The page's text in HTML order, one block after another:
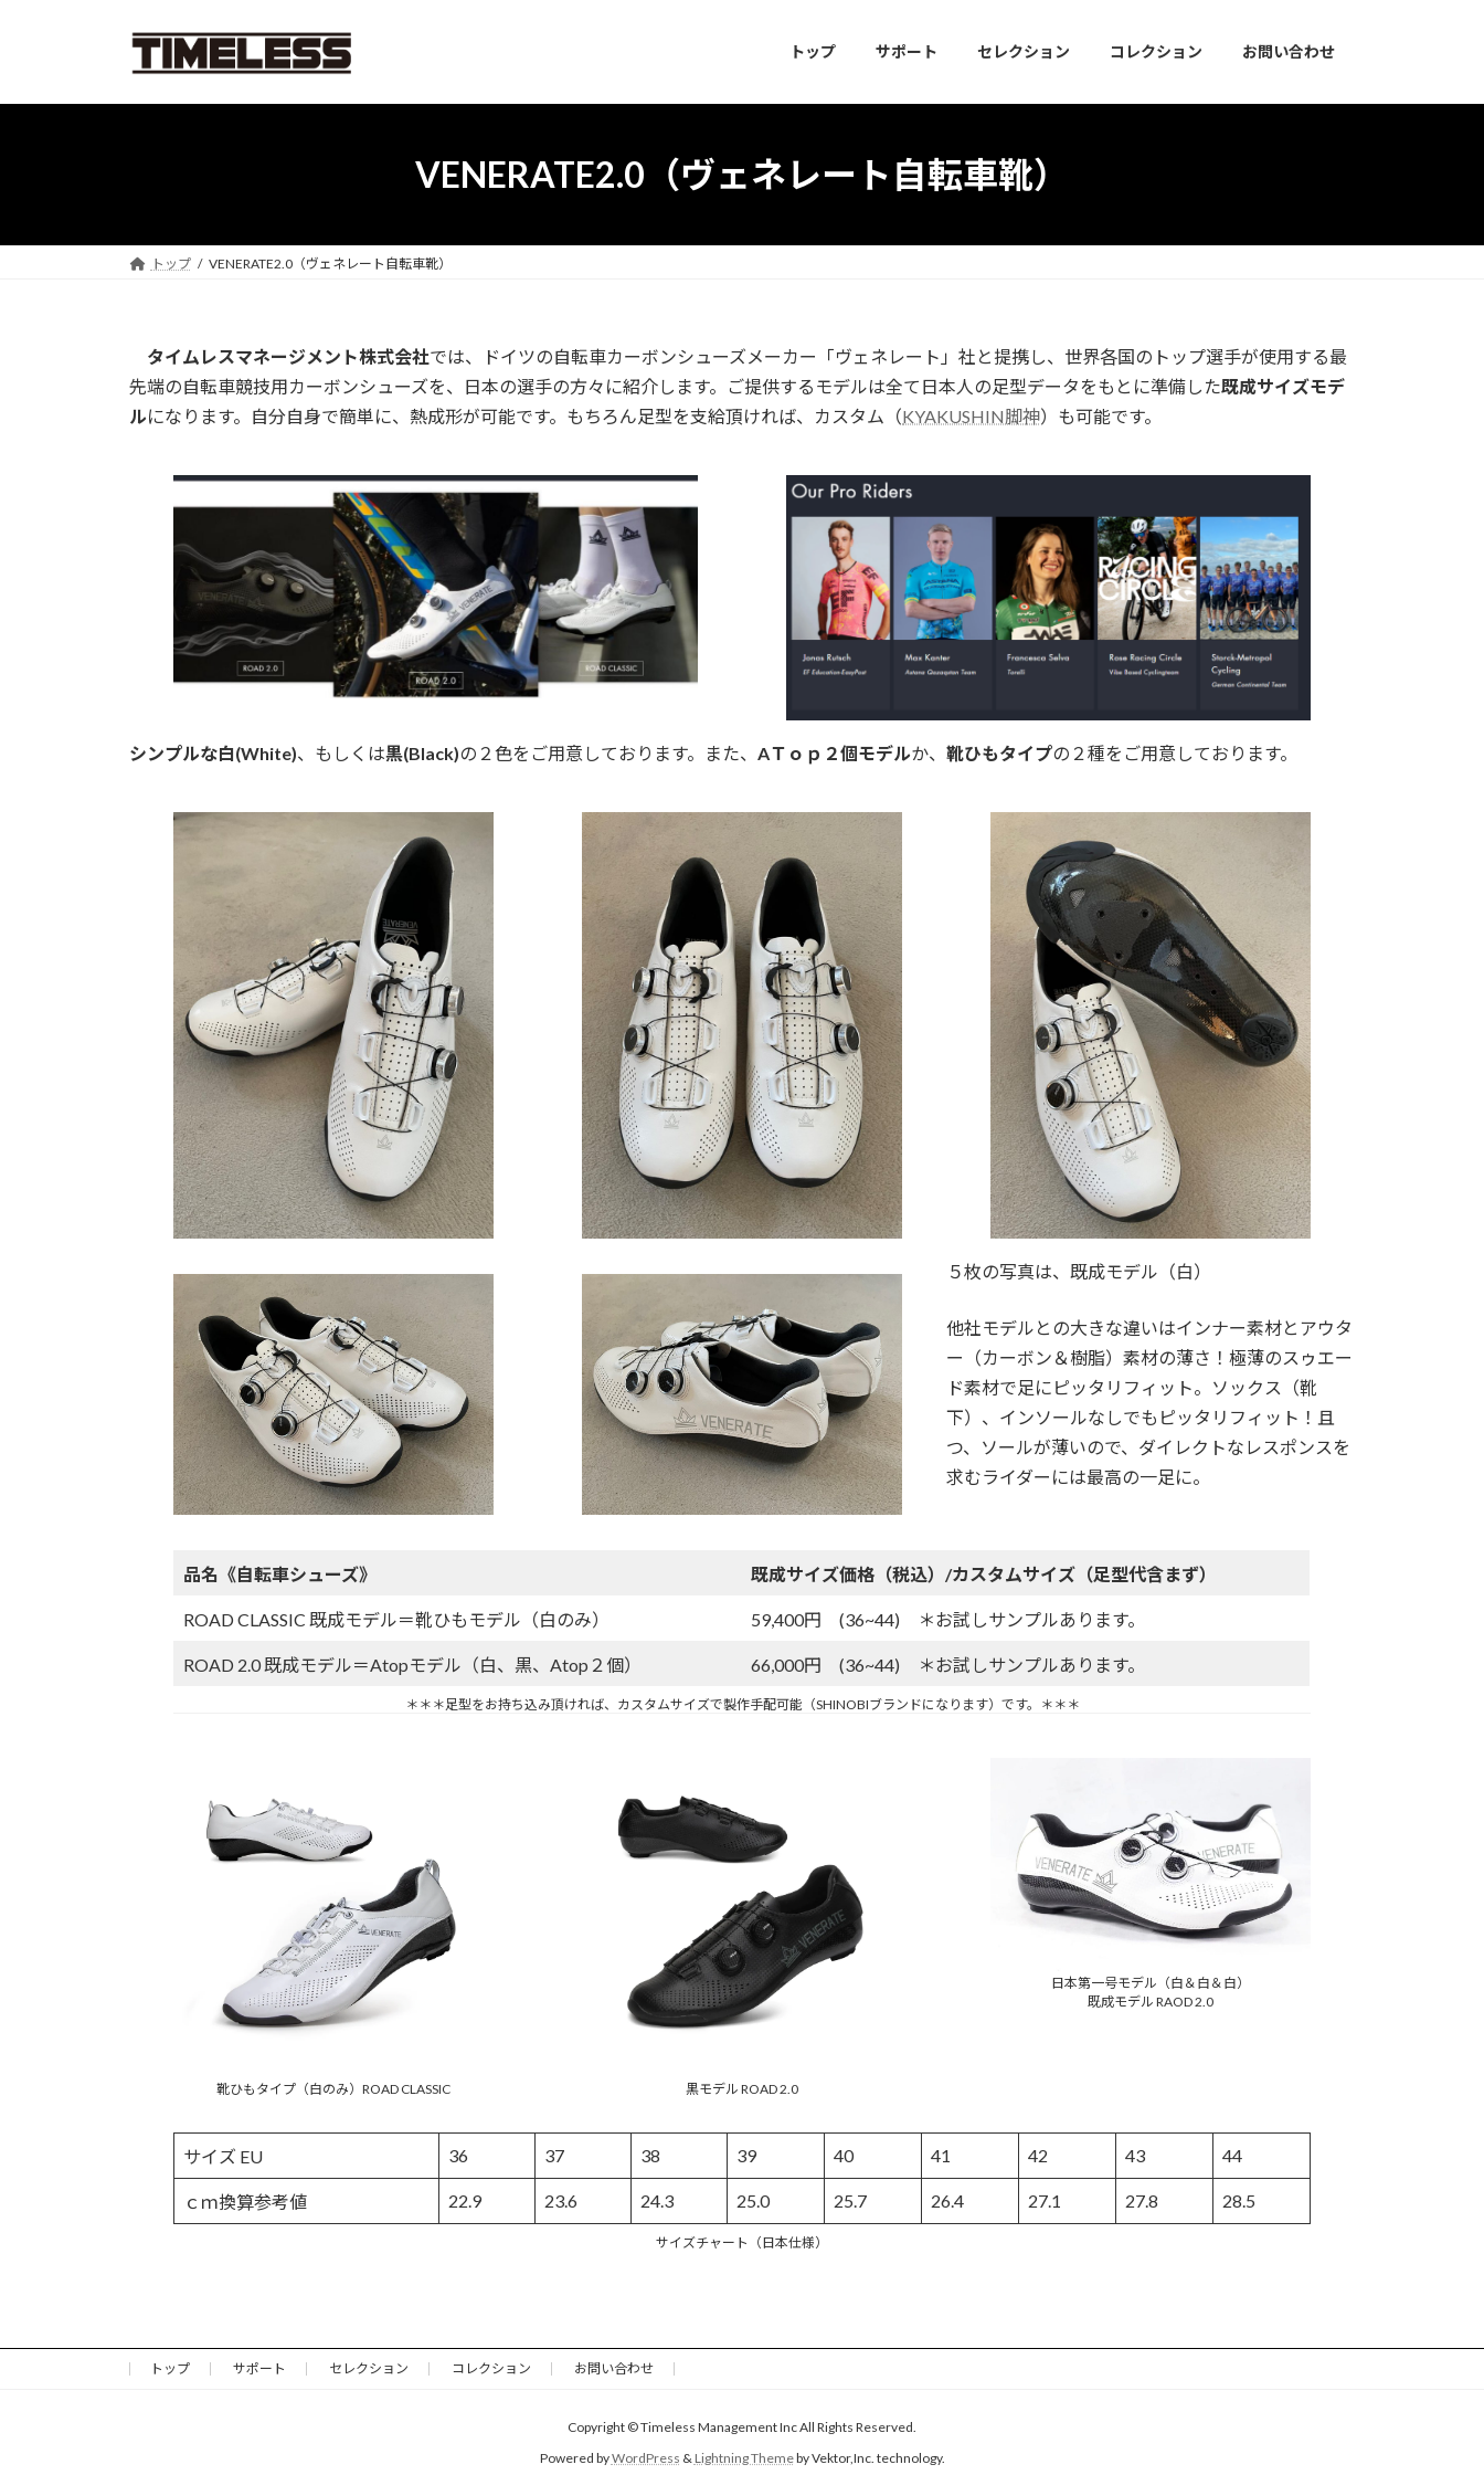
プ
動
トップ サポート セレクション コレクション お問い合わせ
VENERATE2.0（ヴェネレート自転車靴）
トップ VENERATE2.0（ヴェネレート自転車靴）
タイムレスマネージメント株式会社では、ドイツの自転車カーボンシューズメーカー「ヴェネレート」社と提携し、世界各国のトップ選手が使用する最
先端の自転車競技用カーボンシューズを、日本の選手の方々に紹介します。ご提供するモデルは全て日本人の足型データをもとに準備した既成サイズモデ
ルになります。自分自身で簡単に、熱成形が可能です。もちろん足型を支給頂ければ、カスタム（KYAKUSHIN脚神）も可能です。
シンプルな白(White)、もしくは黒(Black)の２色をご用意しております。また、 AＴｏｐ２個モデルか、 靴ひもタイプの２種をご用意しております。
５枚の写真は、既成モデル（白）
他社モデルとの大きな違いはインナー素材とアウタ
ー（カーボン＆樹脂）素材の薄さ！極薄のスゥエー
ド素材で足にピッタリフィット。ソックス（靴
下）、インソールなしでもピッタリフィット！且
つ、ソールが薄いので、ダイレクトなレスポンスを
求むライダーには最高の一足に。
品名《自転車シューズ》 既成サイズ価格（税込）/カスタムサイズ（足型代含まず）
ROAD CLASSIC 既成モデル＝靴ひもモデル（白のみ） 59,400円 (36~44) ＊お試しサンプルあります。
ROAD 2.0 既成モデル＝Atopモデル（白、黒、Atop２個） 66,000円 (36~44) ＊お試しサンプルあります。
＊＊＊足型をお持ち込み頂ければ、カスタムサイズで製作手配可能（SHINOBIブランドになります）です。＊＊＊
靴ひもタイプ（白のみ）ROAD CLASSIC 黒モデル ROAD 2.0
日本第一号モデル（白＆白＆白）
既成モデル RAOD 2.0
サイズ EU 36 37 38 39 40 41 42 43 44
ｃｍ換算参考値 22.9 23.6 24.3 25.0 25.7 26.4 27.1 27.8 28.5
サイズチャート（日本仕様）
トップ サポート セレクション コレクション お問い合わせ
Copyright © Timeless Management Inc All Rights Reserved.
Powered byWordPress & Lightning Themeby Vektor,Inc. technology.